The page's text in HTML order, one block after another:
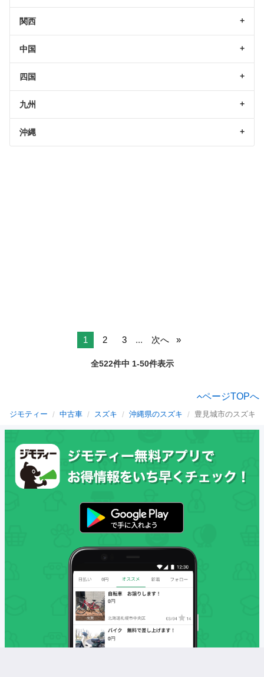
関西
中国
四国
九州
沖縄
1 2 3 ... 次へ
全522件中 1-50件表示
ページTOPへ
ジモティー 中古車 スズキ 沖縄県のスズキ 豊見城市のスズキ